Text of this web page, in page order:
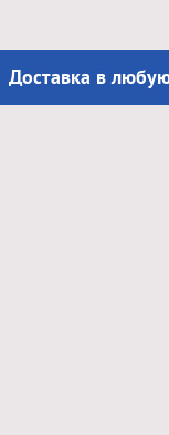
Доставка в